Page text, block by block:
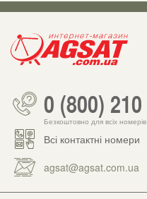
0 (800)
Безкоштовно для всіх номерів
Всі контактні номери
agsat@agsat.com.ua